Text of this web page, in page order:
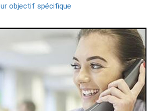
objectif spécifique